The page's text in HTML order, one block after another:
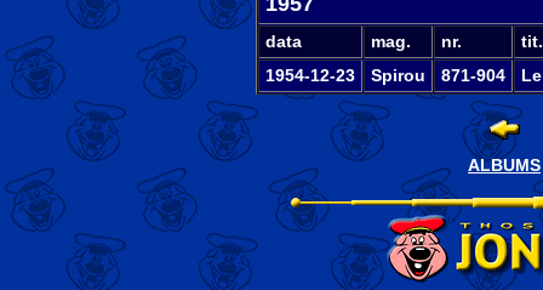
data mag. nr.
tit.
1954-12-23
Spirou 871-904
ALBUMS